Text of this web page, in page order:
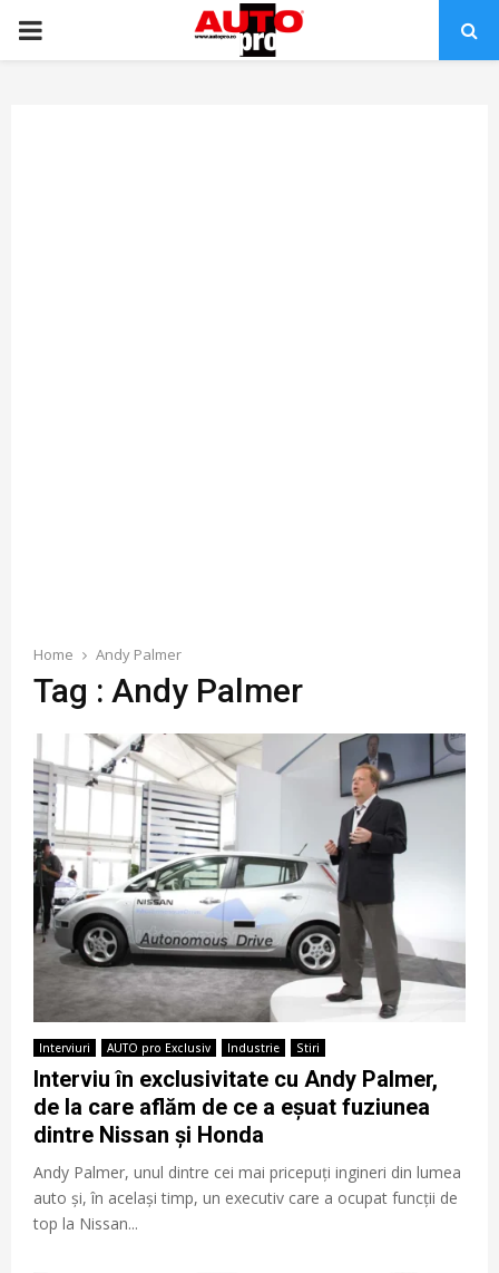
PRIMARY
Home Andy Palmer
Tag : Andy Palmer
Interviuri AUTO pro Exclusiv Industrie Stiri
Interviu în exclusivitate cu Andy Palmer,
de la care aflăm de ce a eșuat fuziunea
dintre Nissan și Honda
Andy Palmer, unul dintre cei mai pricepuți ingineri din lumea
auto și, în același timp, un executiv care a ocupat funcții de
top la Nissan...